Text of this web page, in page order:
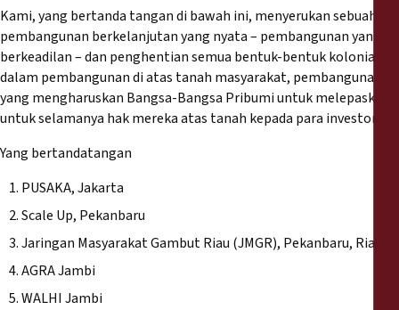
Kami, yang bertanda tangan di bawah ini, menyerukan sebuah
pembangunan berkelanjutan yang nyata – pembangunan yang
berkeadilan – dan penghentian semua bentuk-bentuk kolonial
dalam pembangunan di atas tanah masyarakat, pembangunan
yang mengharuskan Bangsa-Bangsa Pribumi untuk melepaskan
untuk selamanya hak mereka atas tanah kepada para investor.
Yang bertandatangan
PUSAKA, Jakarta
Scale Up, Pekanbaru
Jaringan Masyarakat Gambut Riau (JMGR), Pekanbaru, Riau
AGRA Jambi
WALHI Jambi